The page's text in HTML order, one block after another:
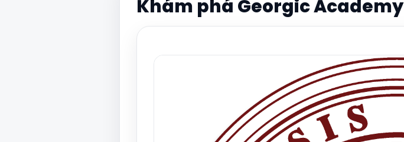
Khám phá Georgic Academy